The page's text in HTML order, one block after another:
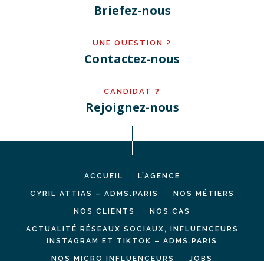
Briefez-nous
UNE QUESTION ?
Contactez-nous
CANDIDAT ?
Rejoignez-nous
ACCUEIL L’AGENCE
CYRIL ATTIAS – ADMS.PARIS NOS MÉTIERS
NOS CLIENTS NOS CAS
ACTUALITÉ RÉSEAUX SOCIAUX, INFLUENCEURS
INSTAGRAM ET TIKTOK – ADMS.PARIS
NOS MICRO INFLUENCEURS JOBS